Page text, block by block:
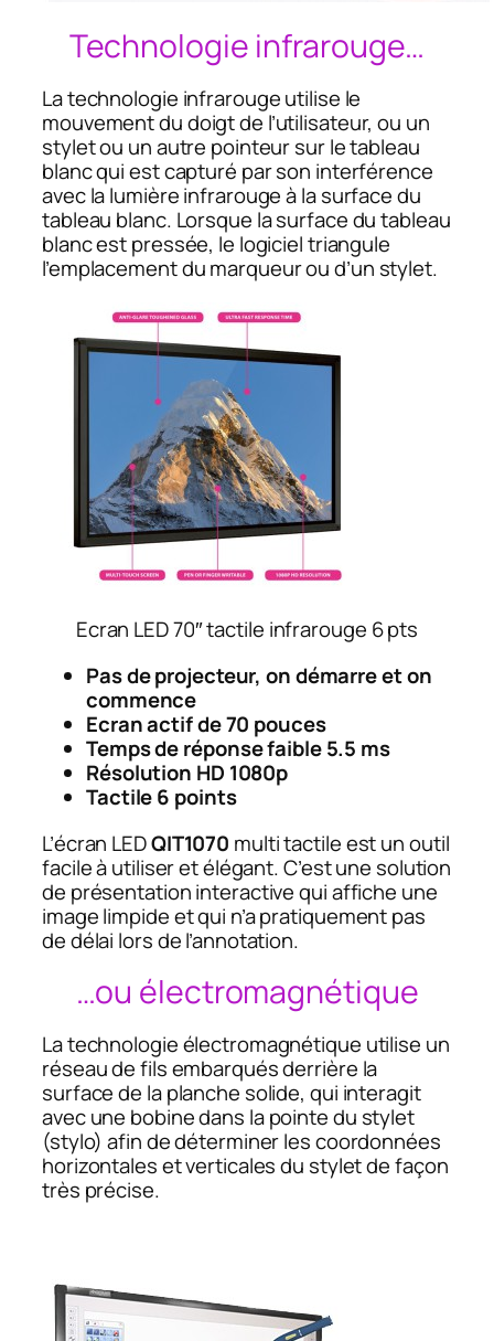
Technologie infrarouge…
La technologie infrarouge utilise le
mouvement du doigt de l’utilisateur, ou un
stylet ou un autre pointeur sur le tableau
blanc qui est capturé par son interférence
avec la lumière infrarouge à la surface du
tableau blanc. Lorsque la surface du tableau
blanc est pressée, le logiciel triangule
l’emplacement du marqueur ou d’un stylet.
Ecran LED 70″ tactile infrarouge 6 pts
Pas de projecteur, on démarre et on
commence
Ecran actif de 70 pouces
Temps de réponse faible 5.5 ms
Résolution HD 1080p
Tactile 6 points
L’écran LEDQIT1070 multi tactile est un outil
facile à utiliser et élégant. C’est une solution
de présentation interactive qui affiche une
image limpide et qui n’a pratiquement pas
de délai lors de l’annotation.
…ou électromagnétique
La technologie électromagnétique utilise un
réseau de fils embarqués derrière la
surface de la planche solide, qui interagit
avec une bobine dans la pointe du stylet
(stylo) afin de déterminer les coordonnées
horizontales et verticales du stylet de façon
très précise.